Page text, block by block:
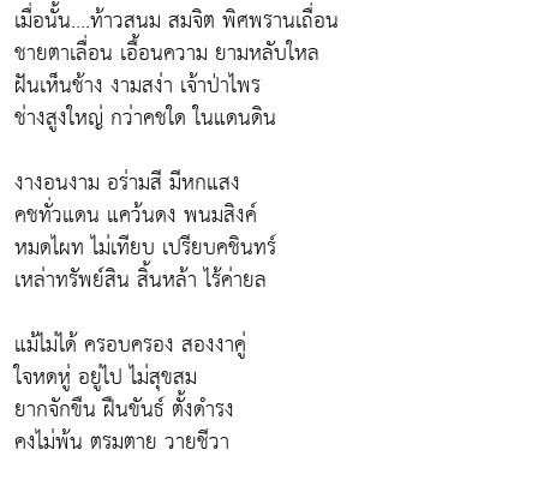
เมื่อนั้น….ท้าวสนม สมจิต พิศพรานเถื่อน
ชายตาเลื่อน เอื้อนความ ยามหลับใหล
ฝันเห็นช้าง งามสง่า เจ้าป่าไพร
ช่างสูงใหญ่ กว่าคชใด ในแดนดิน
งางอนงาม อร่ามสี มีหกแสง
คชทั่วแดน แคว้นดง พนมสิงค์
หมดไผท ไม่เทียบ เปรียบคชินทร์
เหล่าทรัพย์สิน สิ้นหล้า ไร้ค่ายล
แม้ไม่ได้ ครอบครอง สองงาคู่
ใจหดหู่ อยู่ไป ไม่สุขสม
ยากจักขืน ฝืนขันธ์ ตั้งดำรง
คงไม่พ้น ตรมตาย วายชีวา